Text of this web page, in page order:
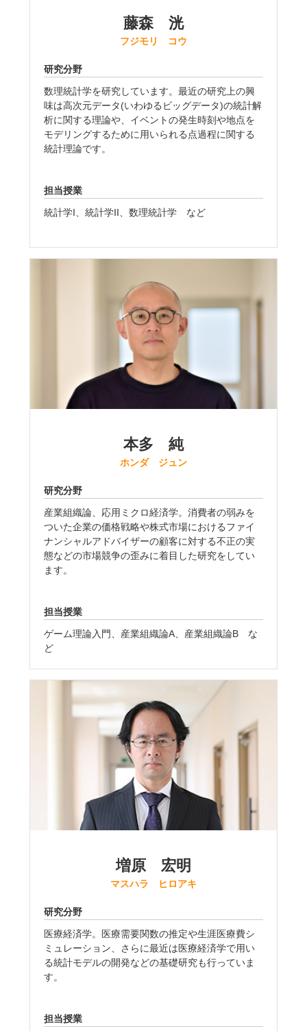
藤森 洸
フジモリ コウ
研究分野
数理統計学を研究しています。最近の研究上の興
味は高次元データ(いわゆるビッグデータ)の統計解
析に関する理論や、イベントの発生時刻や地点を
モデリングするために用いられる点過程に関する
統計理論です。
担当授業
統計学I、統計学II、数理統計学 など
本多 純
ホンダ ジュン
研究分野
産業組織論、応用ミクロ経済学。消費者の弱みを
ついた企業の価格戦略や株式市場におけるファイ
ナンシャルアドバイザーの顧客に対する不正の実
態などの市場競争の歪みに着目した研究をしてい
ます。
担当授業
ゲーム理論入門、産業組織論A、産業組織論B な
ど
増原 宏明
マスハラ ヒロアキ
研究分野
医療経済学。医療需要関数の推定や生涯医療費シ
ミュレーション、さらに最近は医療経済学で用い
る統計モデルの開発などの基礎研究も行っていま
す。
担当授業